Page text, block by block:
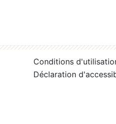
Conditions
Déclaration